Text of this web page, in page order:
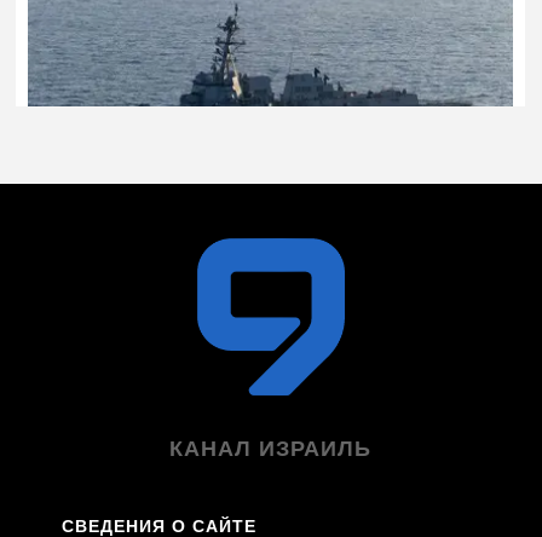
КАНАЛ ИЗРАИЛЬ
СВЕДЕНИЯ О САЙТЕ